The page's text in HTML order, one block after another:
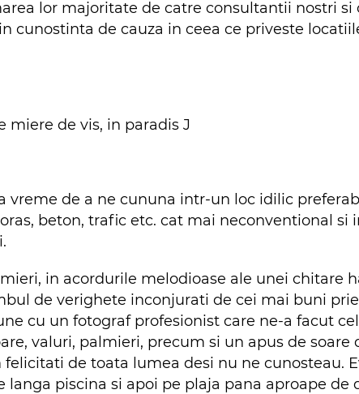
lor majoritate de catre consultantii nostri si
de cauza in ceea ce priveste
miere de vis, in paradis J
vreme de a ne cununa intr-un loc idilic
beton, trafic etc. cat mai neconventional si
in acordurile melodioase ale unei chitare
de verighete inconjurati de cei mai buni
cu un fotograf profesionist care ne-a facut
valuri, palmieri, precum si un apus de soare
de toata lumea desi nu ne cunosteau.
piscina si apoi pe plaja pana aproape de